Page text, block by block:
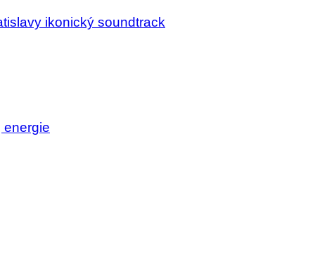
ikonický soundtrack
energie